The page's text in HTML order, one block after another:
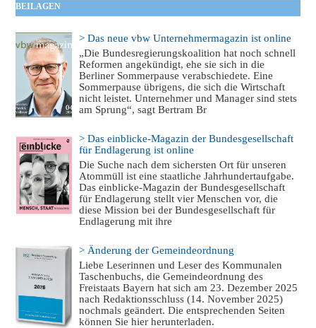
BEILAGEN
> Das neue vbw Unternehmermagazin ist online
„Die Bundesregierungskoalition hat noch schnell
Reformen angekündigt, ehe sie sich in die
Berliner Sommerpause verabschiedete. Eine
Sommerpause übrigens, die sich die Wirtschaft
nicht leistet. Unternehmer und Manager sind stets
am Sprung“, sagt Bertram Br
> Das einblicke-Magazin der Bundesgesellschaft
für Endlagerung ist online
Die Suche nach dem sichersten Ort für unseren
Atommüll ist eine staatliche Jahrhundertaufgabe.
Das einblicke-Magazin der Bundesgesellschaft
für Endlagerung stellt vier Menschen vor, die
diese Mission bei der Bundesgesellschaft für
Endlagerung mit ihre
> Änderung der Gemeindeordnung
Liebe Leserinnen und Leser des Kommunalen
Taschenbuchs, die Gemeindeordnung des
Freistaats Bayern hat sich am 23. Dezember 2025
nach Redaktionsschluss (14. November 2025)
nochmals geändert. Die entsprechenden Seiten
können Sie hier herunterladen.